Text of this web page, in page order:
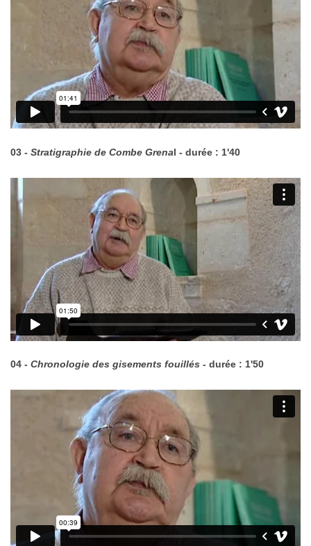
03 - Stratigraphie de Combe Grenal - durée : 1'40
04 - Chronologie des gisements fouillés - durée : 1'50